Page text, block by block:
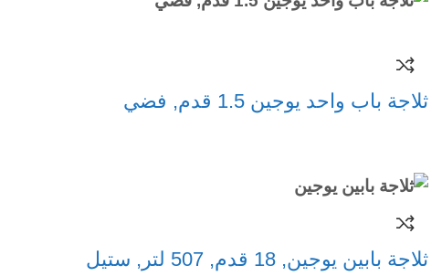
ثلاجة باب واحد يوجين 1.5 قدم, فضي
ثلاجة بابين يوجين, 18 قدم, 507 لتر, ستيل